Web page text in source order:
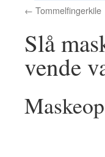
Tommelfingerkile
Slå
vende